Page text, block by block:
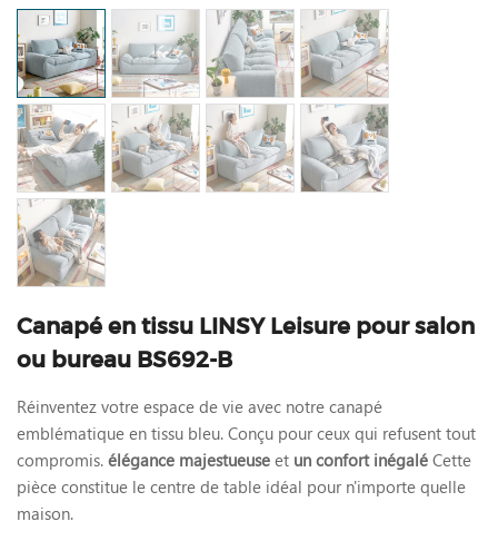
Canapé en tissu LINSY Leisure pour salon
ou bureau BS692-B
Réinventez votre espace de vie avec notre canapé
emblématique en tissu bleu. Conçu pour ceux qui refusent tout
compromis. élégance majestueuse et un confort inégalé Cette
pièce constitue le centre de table idéal pour n'importe quelle
maison.